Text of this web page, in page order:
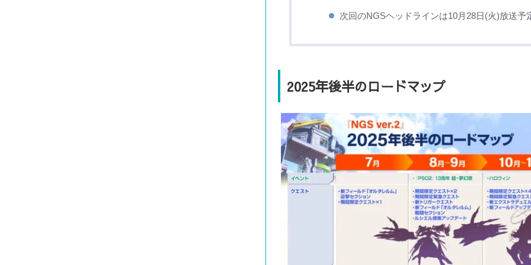
次回のNGSヘッドラインは10月28日(火)放送予
2025年後半のロードマップ